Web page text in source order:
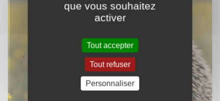
que vous souhaitez
activer
Tout accepter
Tout refuser
Personnaliser